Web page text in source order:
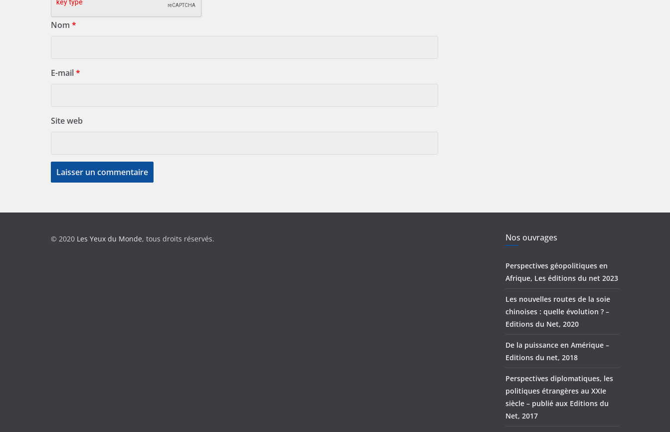
Nom *
E-mail*
Site web
© 2020 Les Yeux du Monde, tous droits réservés. Nos ouvrages
Perspectives géopolitiques en
Afrique, Les éditions du net 2023
Les nouvelles routes de la soie
chinoises : quelle évolution ? –
Editions du Net, 2020
De la puissance en Amérique –
Editions du net, 2018
Perspectives diplomatiques, les
politiques étrangères au XXIe
siècle – publié aux Editions du
Net, 2017